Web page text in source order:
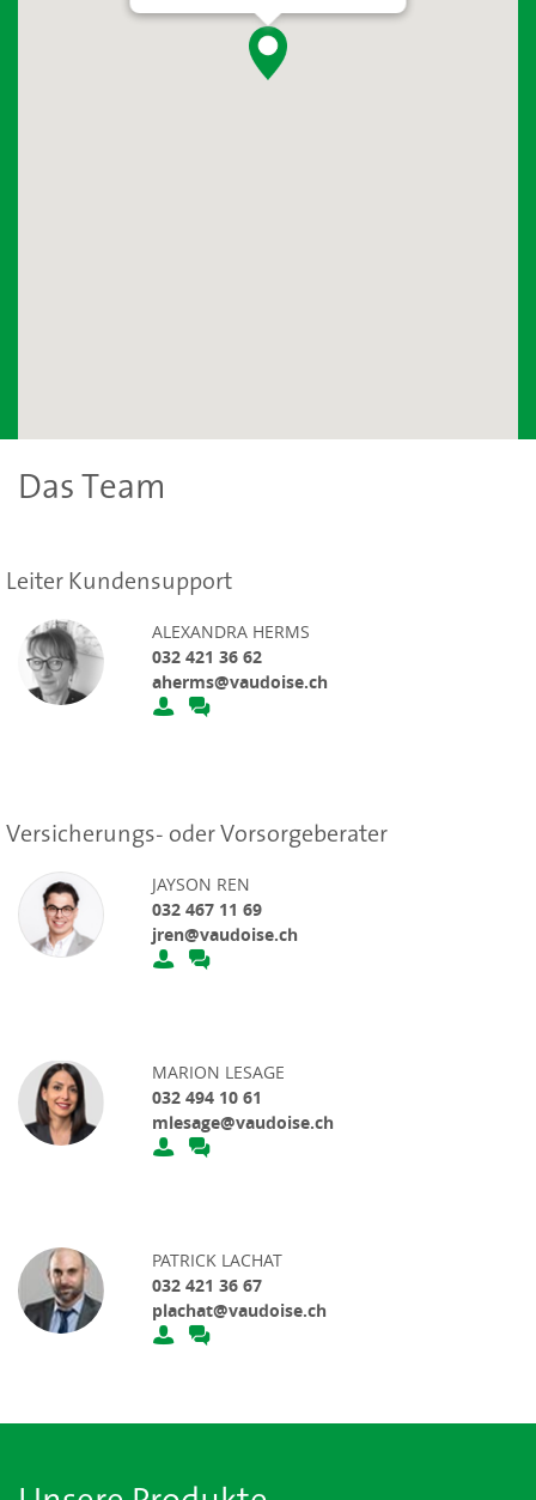
Das Team
Leiter Kundensupport
ALEXANDRA HERMS
032 421 36 62
aherms@vaudoise.ch
Versicherungs- oder Vorsorgeberater
JAYSON REN
032 467 11 69
jren@vaudoise.ch
MARION LESAGE
032 494 10 61
mlesage@vaudoise.ch
PATRICK LACHAT
032 421 36 67
plachat@vaudoise.ch